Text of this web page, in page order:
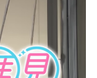
ねん！？」
～